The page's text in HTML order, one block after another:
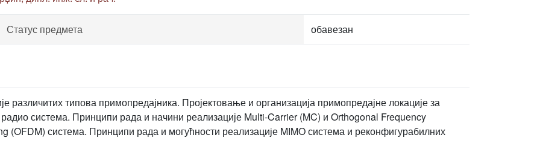
Статус предмета обавезан
различитих типова примопредајника. Пројектовање и организација примопредајне локације за
система. Принципи рада и начини реализације Multi-Carrier (MC) и Orthogonal Frequency
(OFDM) система. Принципи рада и могућности реализације MIMO система и реконфигурабилних